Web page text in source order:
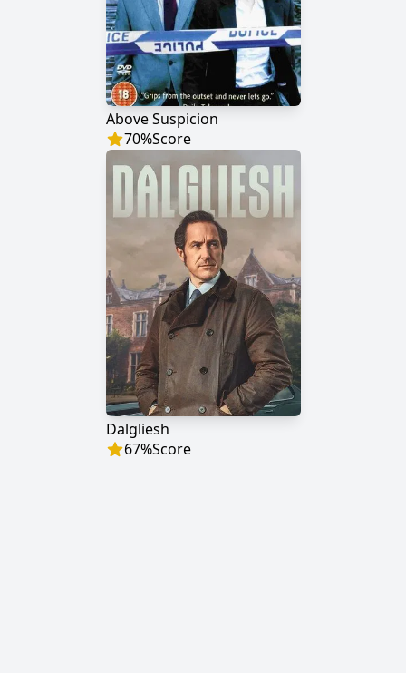
Above Suspicion
70%Score
Dalgliesh
67%Score